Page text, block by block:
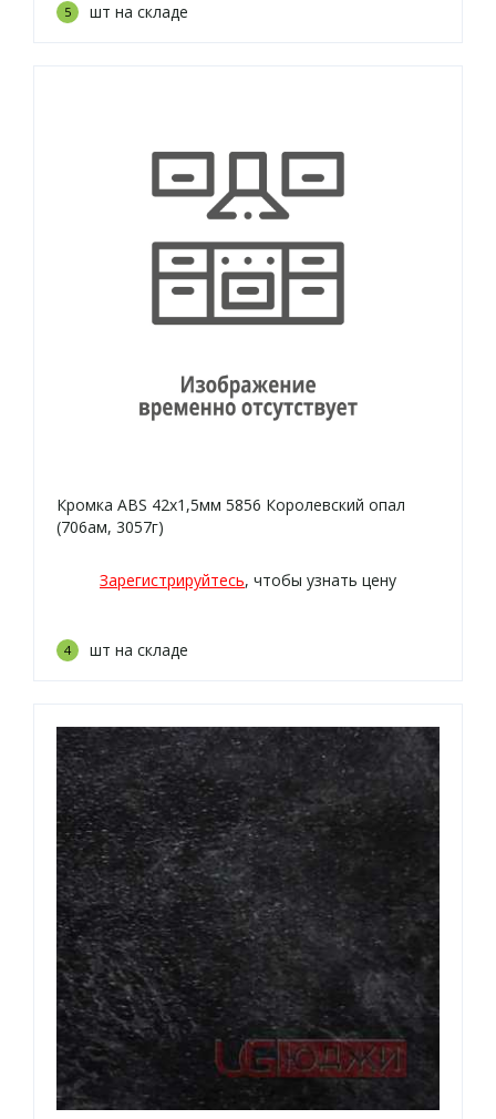
5 шт на складе
Кромка ABS 42х1,5мм 5856 Королевский опал
(706ам, 3057г)
Зарегистрируйтесь, чтобы узнать цену
4 шт на складе